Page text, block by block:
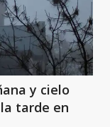
y cielo
tarde en